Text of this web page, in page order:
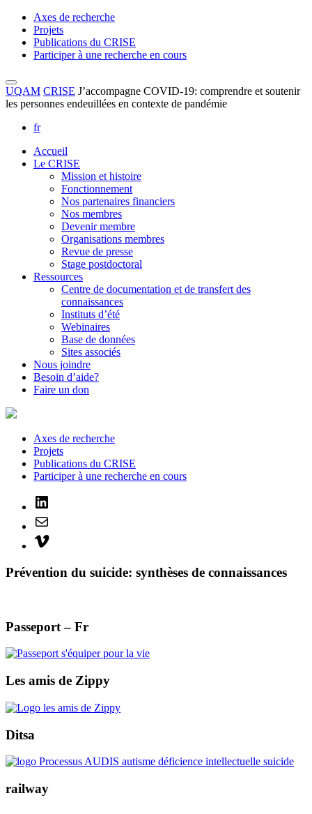
Axes de recherche
Projets
Publications du CRISE
Participer à une recherche en cours
UQAM CRISE J’accompagne COVID-19: comprendre et soutenir
les personnes endeuillées en contexte de pandémie
fr
Accueil
Le CRISE
Mission et histoire
Fonctionnement
Nos partenaires financiers
Nos membres
Devenir membre
Organisations membres
Revue de presse
Stage postdoctoral
Ressources
Centre de documentation et de transfert des
connaissances
Instituts d’été
Webinaires
Base de données
Sites associés
Nous joindre
Besoin d’aide?
Faire un don
Axes de recherche
Projets
Publications du CRISE
Participer à une recherche en cours
Prévention du suicide: synthèses de connaissances
Passeport – Fr
Les amis de Zippy
Ditsa
railway